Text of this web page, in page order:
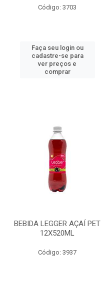
Código: 3703
Faça seu login ou
cadastre-se para
ver preços e
comprar
BEBIDA LEGGER AÇAÍ PET
12X520ML
Código: 3937